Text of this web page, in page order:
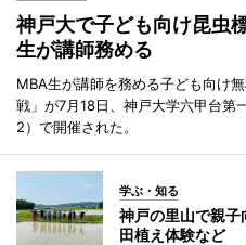
神戸大で子ども向け昆
生が講師務める
MBA生が講師を務める子ども向け
戦」が7月18日、神戸大学六甲台第
2）で開催された。
学ぶ・知る
神戸の里山で親
田植え体験など